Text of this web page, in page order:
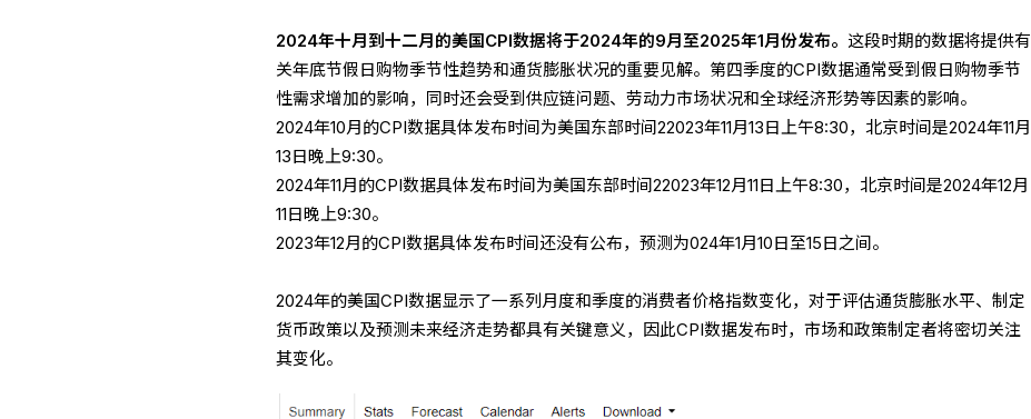
2024年十月到十二月的美国CPI数据将于2024年的9月至2025年1月份发布。 这段时期的数据将提供有
关年底节假日购物季节性趋势和通货膨胀状况的重要见解。第四季度的CPI数据通常受到假日购物季节
性需求增加的影响，同时还会受到供应链问题、劳动力市场状况和全球经济形势等因素的影响。
2024年10月的CPI数据具体发布时间为美国东部时间22023年11月13日上午8:30，北京时间是2024年11月
13日晚上9:30。
2024年11月的CPI数据具体发布时间为美国东部时间22023年12月11日上午8:30，北京时间是2024年12月
11日晚上9:30。
2023年12月的CPI数据具体发布时间还没有公布，预测为024年1月10日至15日之间。
2024年的美国CPI数据显示了一系列月度和季度的消费者价格指数变化，对于评估通货膨胀水平、制定
货币政策以及预测未来经济走势都具有关键意义，因此CPI数据发布时，市场和政策制定者将密切关注
其变化。